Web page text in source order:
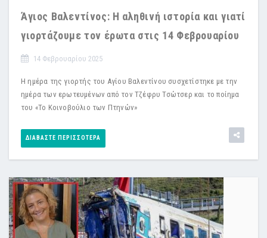
Άγιος Βαλεντίνος: Η αληθινή ιστορία και γιατί
γιορτάζουμε τον έρωτα στις 14 Φεβρουαρίου
14 Φεβρουαρίου 2025
Η ημέρα της γιορτής του Αγίου Βαλεντίνου συσχετίστηκε με την
ημέρα των ερωτευμένων από τον Τζέφρυ Τσώτσερ και το ποίημα
του «Το Κοινοβούλιο των Πτηνών»
ΔΙΑΒΆΣΤΕ ΠΕΡΙΣΣΌΤΕΡΑ